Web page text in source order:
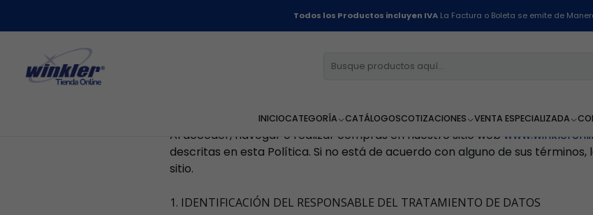
INICIOCATEGORÍA CATÁLOGOSCOTIZACIONES VENTA ESPECIALIZADA
Todos los Productos incluyen IVALa Factura o Boleta se emite de
Inicio Políticas Políticas de Privacidad
de Privacidad explica cómo recopilamos, utilizamos, protegemos y
Al acceder, navegar o realizar compras en nuestro sitio web
descritas en esta Política. Si no está de acuerdo con alguno de sus
sitio.
1. IDENTIFICACIÓN DEL RESPONSABLE DEL TRATAMIENTO DE DATOS